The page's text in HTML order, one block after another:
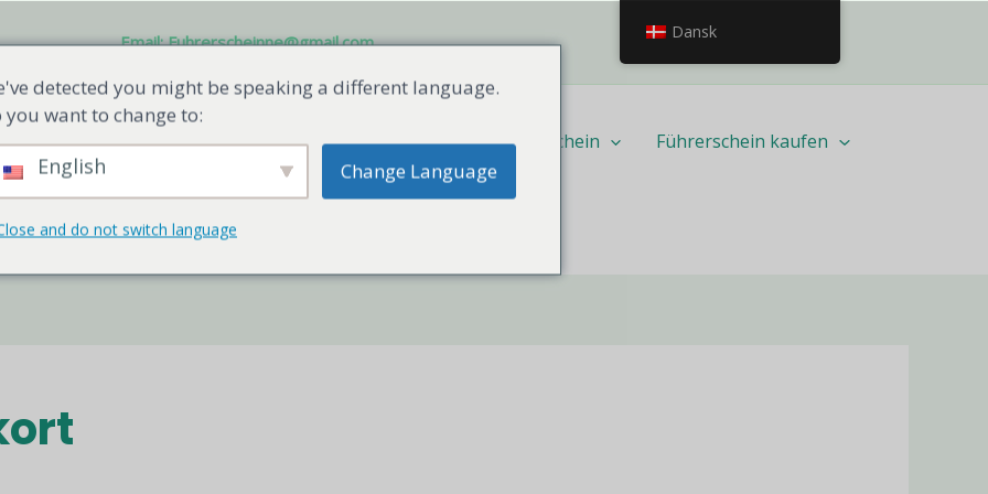
Email:Fuhrerscheinne@gmail.com
Us Reisepass kaufen KØB ID-KORT Bootsführerschein Führerschein kaufen
Dansk
detected you might be speaking a different language.
you want to change to:
English Change Language
and do not switch language